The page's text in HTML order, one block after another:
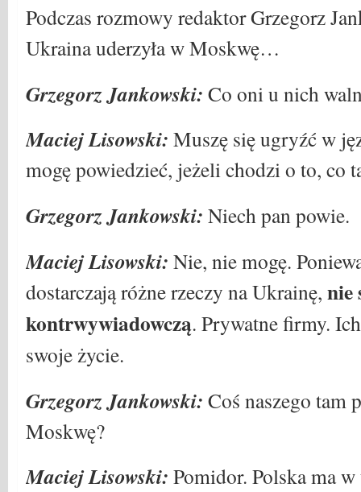
Podczas rozmowy redaktor Grzegorz
Ukraina uderzyła w Moskwę…
Grzegorz Jankowski: Co oni u nich
Maciej Lisowski: Muszę się ugryźć w
mogę powiedzieć, jeżeli chodzi o to, co
Grzegorz Jankowski: Niech pan powie.
Maciej Lisowski: Nie, nie mogę.
dostarczają różne rzeczy na Ukrainę, nie
kontrwywiadowczą. Prywatne firmy.
swoje życie.
Grzegorz Jankowski: Coś naszego tam
Moskwę?
Maciej Lisowski: Pomidor. Polska ma